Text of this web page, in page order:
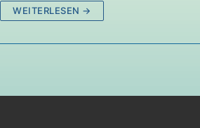
WEITERLESEN →